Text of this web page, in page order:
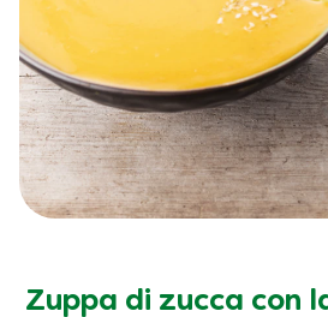
Zuppa di zucca con